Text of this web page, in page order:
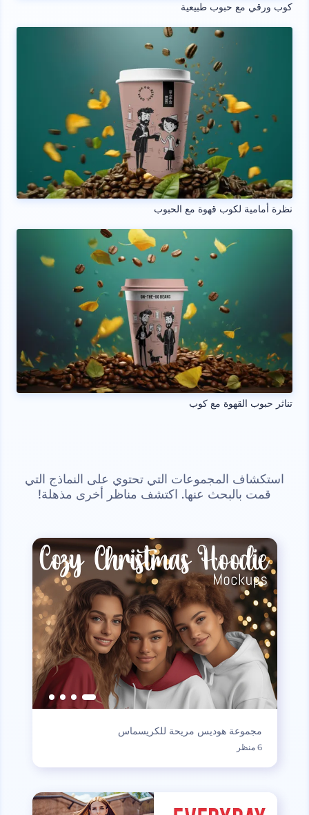
كوب ورقي مع حبوب طبيعية
نظرة أمامية لكوب قهوة مع الحبوب
تناثر حبوب القهوة مع كوب
استكشاف المجموعات التي تحتوي على النماذج التي
قمت بالبحث عنها. اكتشف مناظر أخرى مذهلة!
مجموعة هوديس مريحة للكريسماس
6 منظر